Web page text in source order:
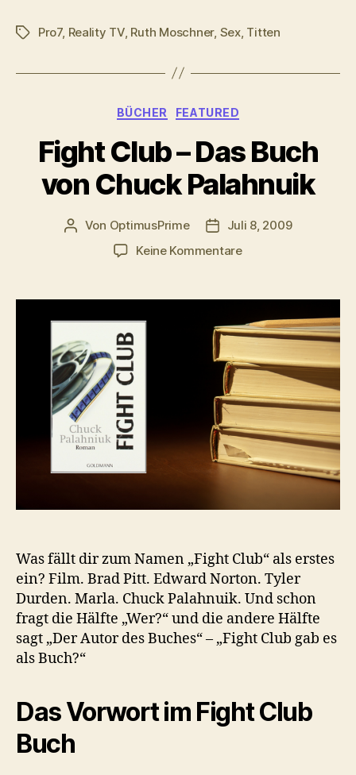
Schlagwörter
Pro7, Reality TV, Ruth Moschner, Sex, Titten
Kategorien
BÜCHER FEATURED
Fight Club – Das Buch
von Chuck Palahnuik
Beitragsautor
Von OptimusPrime Veröffentlichungsdatum
Juli 8, 2009
Keine Kommentarezu
–
Das
Buch
von
Chuck
Palahnuik
Was fällt dir zum Namen „Fight Club“ als erstes
ein? Film. Brad Pitt. Edward Norton. Tyler
Durden. Marla. Chuck Palahnuik. Und schon
fragt die Hälfte „Wer?“ und die andere Hälfte
sagt „Der Autor des Buches“ – „Fight Club gab es
als Buch?“
Das Vorwort im Fight Club
Buch